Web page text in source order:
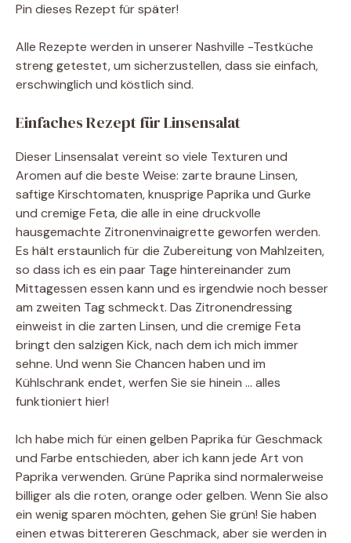
Pin dieses Rezept für später!
Alle Rezepte werden in unserer Nashville -Testküche
streng getestet, um sicherzustellen, dass sie einfach,
erschwinglich und köstlich sind.
Einfaches Rezept für Linsensalat
Dieser Linsensalat vereint so viele Texturen und
Aromen auf die beste Weise: zarte braune Linsen,
saftige Kirschtomaten, knusprige Paprika und Gurke
und cremige Feta, die alle in eine druckvolle
hausgemachte Zitronenvinaigrette geworfen werden.
Es hält erstaunlich für die Zubereitung von Mahlzeiten,
so dass ich es ein paar Tage hintereinander zum
Mittagessen essen kann und es irgendwie noch besser
am zweiten Tag schmeckt. Das Zitronendressing
einweist in die zarten Linsen, und die cremige Feta
bringt den salzigen Kick, nach dem ich mich immer
sehne. Und wenn Sie Chancen haben und im
Kühlschrank endet, werfen Sie sie hinein … alles
funktioniert hier!
Ich habe mich für einen gelben Paprika für Geschmack
und Farbe entschieden, aber ich kann jede Art von
Paprika verwenden. Grüne Paprika sind normalerweise
billiger als die roten, orange oder gelben. Wenn Sie also
ein wenig sparen möchten, gehen Sie grün! Sie haben
einen etwas bittereren Geschmack, aber sie werden in